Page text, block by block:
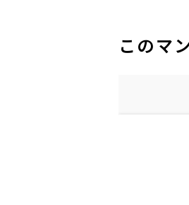
このマ